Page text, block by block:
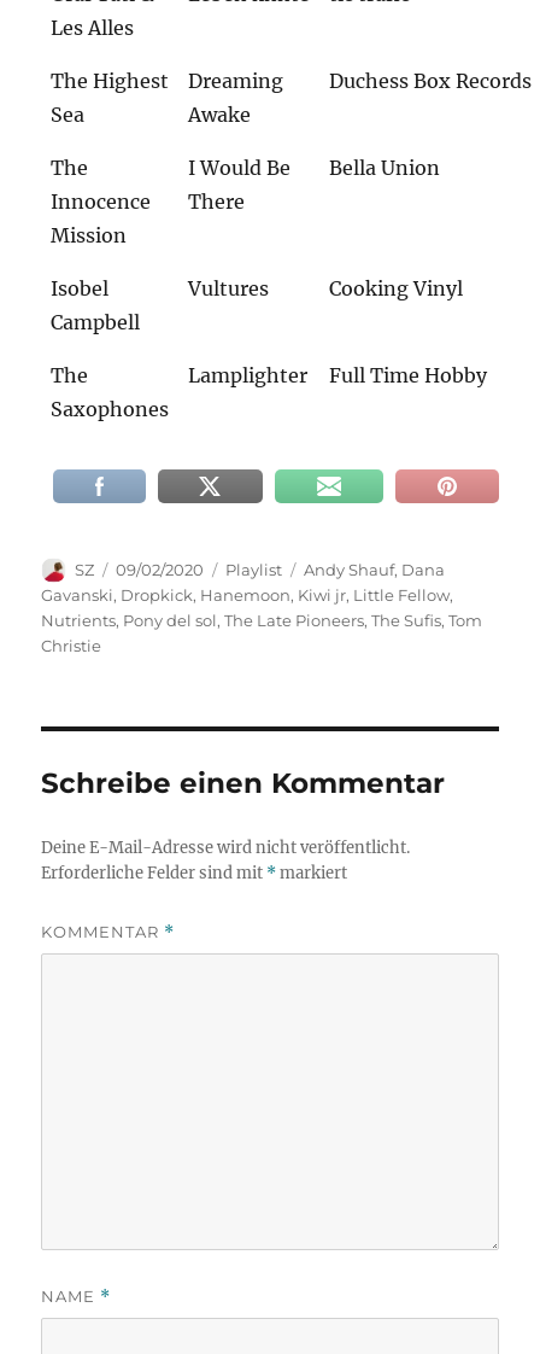
Les Alles
The Highest
Sea
Dreaming
Awake
Duchess Box Records
The
Innocence
Mission
I Would Be
There
Bella Union
Isobel
Campbell
Vultures Cooking Vinyl
The
Saxophones
Lamplighter Full Time Hobby
Autor
SZ
Veröffentlicht
am
09/02/2020 Kategorien
Playlist Schlagwörter
Andy Shauf, Dana
Gavanski, Dropkick, Hanemoon, Kiwi jr, Little Fellow,
Nutrients, Pony del sol,The Late Pioneers,The Sufis,Tom
Christie
Schreibe einen Kommentar
Deine E-Mail-Adresse wird nicht veröffentlicht.
Erforderliche Felder sind mit *markiert
KOMMENTAR *
NAME *